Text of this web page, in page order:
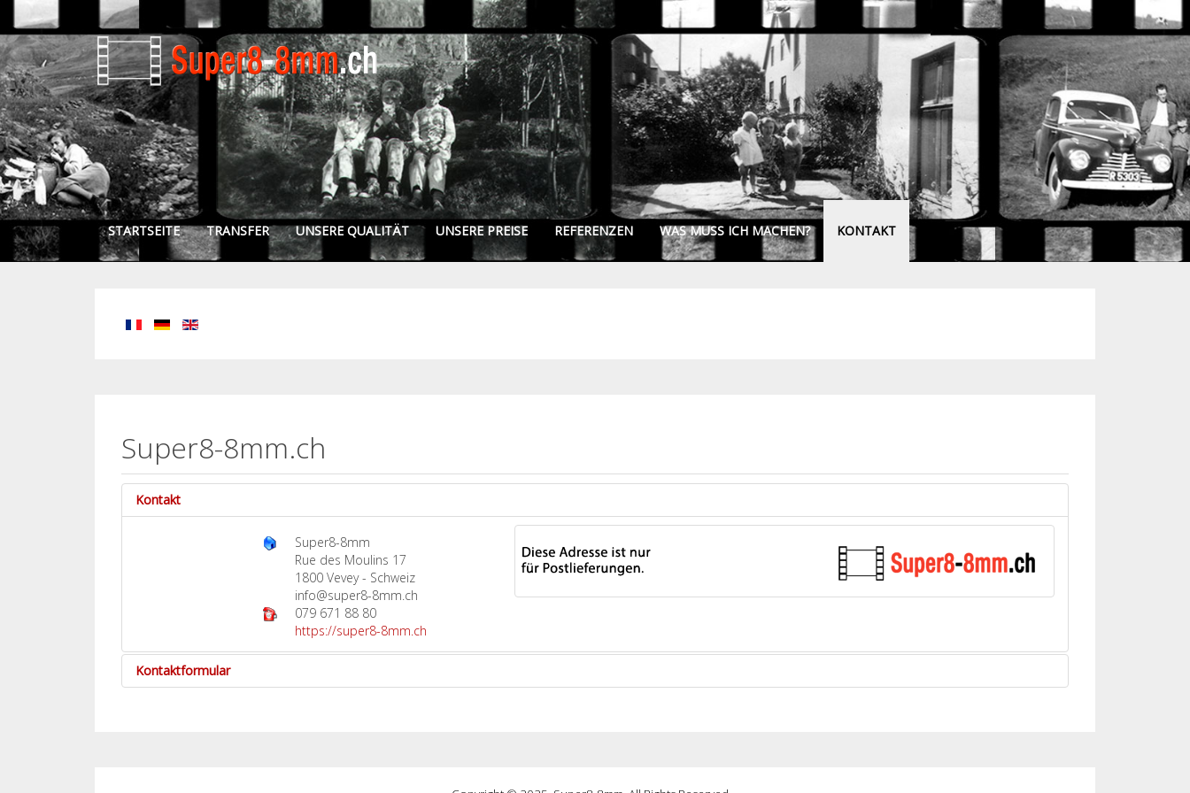
STARTSEITE TRANSFER UNSERE QUALITÄT UNSERE PREISE REFERENZEN WAS MUSS ICH MACHEN? KONTAKT
Super8-8mm.ch
Kontakt
Super8-8mm
Rue des Moulins 17
1800 Vevey - Schweiz
info@super8-8mm.ch
079 671 88 80
https://super8-8mm.ch
Kontaktformular